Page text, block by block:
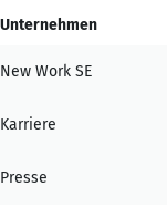
Unternehmen
New Work SE
Karriere
Presse